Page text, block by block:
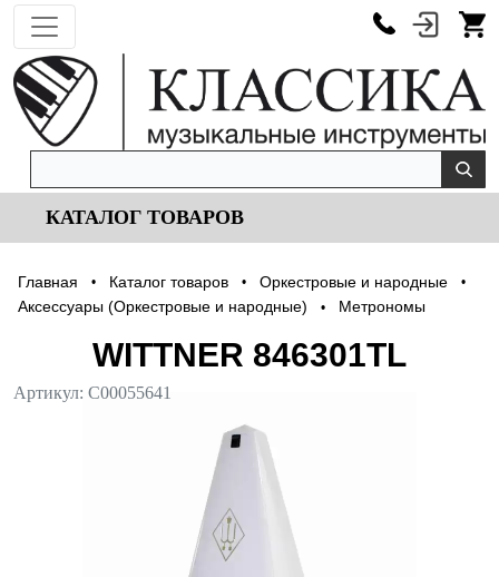
КАТАЛОГ ТОВАРОВ
Главная • Каталог товаров • Оркестровые и народные •
Аксессуары (Оркестровые и народные) • Метрономы
WITTNER 846301TL
Артикул: С00055641